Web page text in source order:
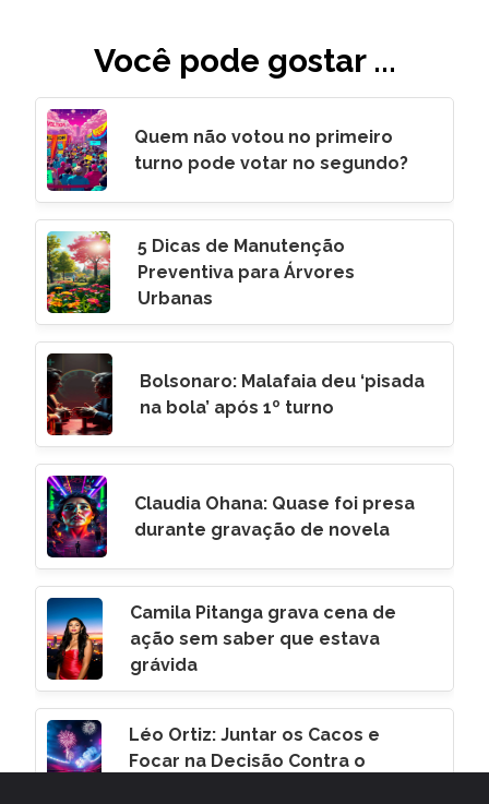
Você pode gostar ...
Quem não votou no primeiro
turno pode votar no segundo?
5 Dicas de Manutenção
Preventiva para Árvores
Urbanas
Bolsonaro: Malafaia deu ‘pisada
na bola’ após 1º turno
Claudia Ohana: Quase foi presa
durante gravação de novela
Camila Pitanga grava cena de
ação sem saber que estava
grávida
Léo Ortiz: Juntar os Cacos e
Focar na Decisão Contra o